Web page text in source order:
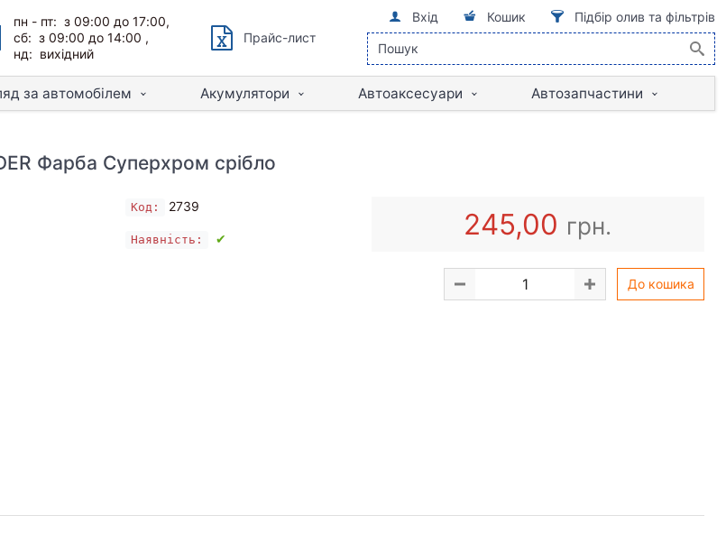
пн - пт: з 09:00 до 17:00,
сб: з 09:00 до 14:00 ,
нд: вихідний
Прайс-лист
Вхід Кошик Підбір олив та фільтрів
за автомобілем Акумулятори Автоаксесуари Автозапчастини
Фарба Суперхром срібло
Код: 2739
Наявність: ✔ 245,00 грн.
До кошика